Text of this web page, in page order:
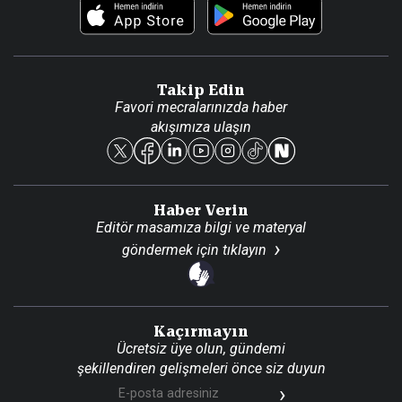
Foto Haber
Künye
Reklam Ver
Takip Edin
Favori mecralarınızda haber
akışımıza ulaşın
Haber Verin
Editör masamıza bilgi ve materyal
göndermek için tıklayın
Kaçırmayın
Ücretsiz üye olun, gündemi
şekillendiren gelişmeleri önce siz duyun